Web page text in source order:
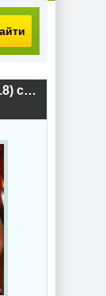
Топ 200 на радио Record (2018) скачать торрент